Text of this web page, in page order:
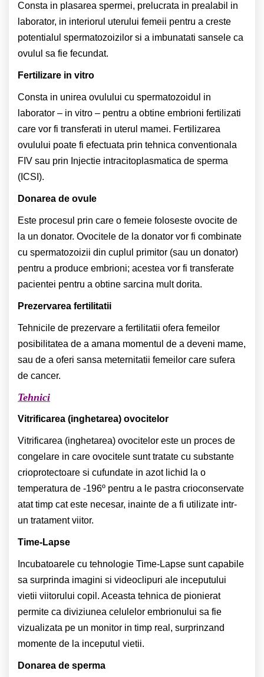
Consta in plasarea spermei, prelucrata in prealabil in
laborator, in interiorul uterului femeii pentru a creste
potentialul spermatozoizilor si a imbunatati sansele ca
ovulul sa fie fecundat.
Fertilizare in vitro
Consta in unirea ovulului cu spermatozoidul in
laborator – in vitro – pentru a obtine embrioni fertilizati
care vor fi transferati in uterul mamei. Fertilizarea
ovulului poate fi efectuata prin tehnica conventionala
FIV sau prin Injectie intracitoplasmatica de sperma
(ICSI).
Donarea de ovule
Este procesul prin care o femeie foloseste ovocite de
la un donator. Ovocitele de la donator vor fi combinate
cu spermatozoizii din cuplul primitor (sau un donator)
pentru a produce embrioni; acestea vor fi transferate
pacientei pentru a obtine sarcina mult dorita.
Prezervarea fertilitatii
Tehnicile de prezervare a fertilitatii ofera femeilor
posibilitatea de a amana momentul de a deveni mame,
sau de a oferi sansa meternitatii femeilor care sufera
de cancer.
Tehnici
Vitrificarea (inghetarea) ovocitelor
Vitrificarea (inghetarea) ovocitelor este un proces de
congelare in care ovocitele sunt tratate cu substante
crioprotectoare si cufundate in azot lichid la o
temperatura de -196º pentru a le pastra crioconservate
atat timp cat este necesar, inainte de a fi utilizate intr-
un tratament viitor.
Time-Lapse
Incubatoarele cu tehnologie Time-Lapse sunt capabile
sa surprinda imagini si videoclipuri ale inceputului
vietii viitorului copil. Aceasta tehnica de pionierat
permite ca diviziunea celulelor embrionului sa fie
vizualizata pe un monitor in timp real, surprinzand
momente de la inceputul vietii.
Donarea de sperma